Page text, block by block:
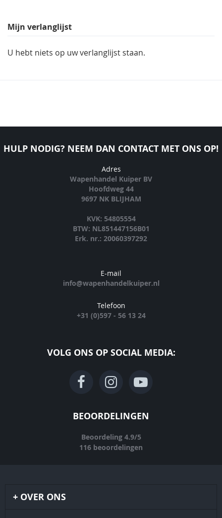
Mijn verlanglijst
U hebt niets op uw verlanglijst staan.
HULP NODIG? NEEM DAN CONTACT MET ONS OP!
Adres
Wapenhandel Kuiper BV
Hoofdweg 44
9697 NK BLIJHAM
KVK: 54805554
BTW: NL851447156B01
Erk. nr.: 20060397292
E-mail
info@wapenhandelkuiper.nl
Telefoon
+31 (0)597 - 56 13 24
VOLG ONS OP SOCIAL MEDIA:
BEOORDELINGEN
Beoordeling 4.9/5
116 beoordelingen
OVER ONS